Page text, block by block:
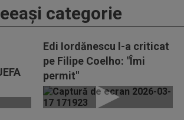
categorie
Edi Iordănescu l-a criticat
pe Filipe Coelho: "Îmi
permit"